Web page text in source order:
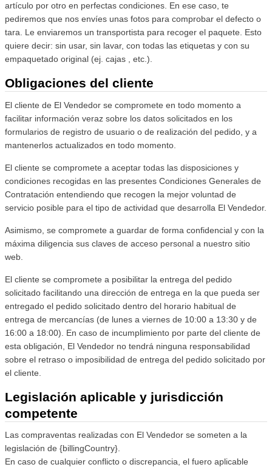
artículo por otro en perfectas condiciones. En ese caso, te
pediremos que nos envíes unas fotos para comprobar el defecto o
tara. Le enviaremos un transportista para recoger el paquete. Esto
quiere decir: sin usar, sin lavar, con todas las etiquetas y con su
empaquetado original (ej. cajas , etc.).
Obligaciones del cliente
El cliente de El Vendedor se compromete en todo momento a
facilitar información veraz sobre los datos solicitados en los
formularios de registro de usuario o de realización del pedido, y a
mantenerlos actualizados en todo momento.
El cliente se compromete a aceptar todas las disposiciones y
condiciones recogidas en las presentes Condiciones Generales de
Contratación entendiendo que recogen la mejor voluntad de
servicio posible para el tipo de actividad que desarrolla El Vendedor.
Asimismo, se compromete a guardar de forma confidencial y con la
máxima diligencia sus claves de acceso personal a nuestro sitio
web.
El cliente se compromete a posibilitar la entrega del pedido
solicitado facilitando una dirección de entrega en la que pueda ser
entregado el pedido solicitado dentro del horario habitual de
entrega de mercancías (de lunes a viernes de 10:00 a 13:30 y de
16:00 a 18:00). En caso de incumplimiento por parte del cliente de
esta obligación, El Vendedor no tendrá ninguna responsabilidad
sobre el retraso o imposibilidad de entrega del pedido solicitado por
el cliente.
Legislación aplicable y jurisdicción
competente
Las compraventas realizadas con El Vendedor se someten a la
legislación de {billingCountry}.
En caso de cualquier conflicto o discrepancia, el fuero aplicable